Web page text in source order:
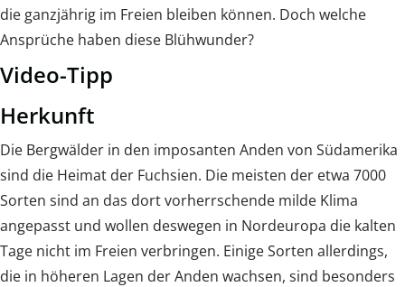
die ganzjährig im Freien bleiben können. Doch welche
Ansprüche haben diese Blühwunder?
Video-Tipp
Herkunft
Die Bergwälder in den imposanten Anden von Südamerika
sind die Heimat der Fuchsien. Die meisten der etwa 7000
Sorten sind an das dort vorherrschende milde Klima
angepasst und wollen deswegen in Nordeuropa die kalten
Tage nicht im Freien verbringen. Einige Sorten allerdings,
die in höheren Lagen der Anden wachsen, sind besonders